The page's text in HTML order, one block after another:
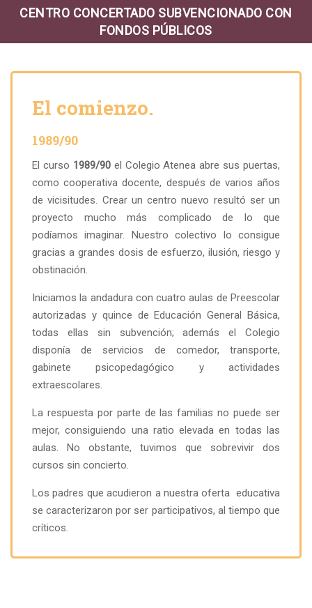
CENTRO CONCERTADO SUBVENCIONADO CON
FONDOS PÚBLICOS
El comienzo.
1989/90
El curso 1989/90el Colegio Atenea abre sus puertas,
como cooperativa docente, después de varios años
de vicisitudes. Crear un centro nuevo resultó ser un
proyecto mucho más complicado de lo que
podíamos imaginar. Nuestro colectivo lo consigue
gracias a grandes dosis de esfuerzo, ilusión, riesgo y
obstinación.
Iniciamos la andadura con cuatro aulas de Preescolar
autorizadas y quince de Educación General Básica,
todas ellas sin subvención; además el Colegio
disponía de servicios de comedor, transporte,
gabinete psicopedagógico y actividades
extraescolares.
La respuesta por parte de las familias no puede ser
mejor, consiguiendo una ratio elevada en todas las
aulas. No obstante, tuvimos que sobrevivir dos
cursos sin concierto.
Los padres que acudieron a nuestra oferta educativa
se caracterizaron por ser participativos, al tiempo que
críticos.